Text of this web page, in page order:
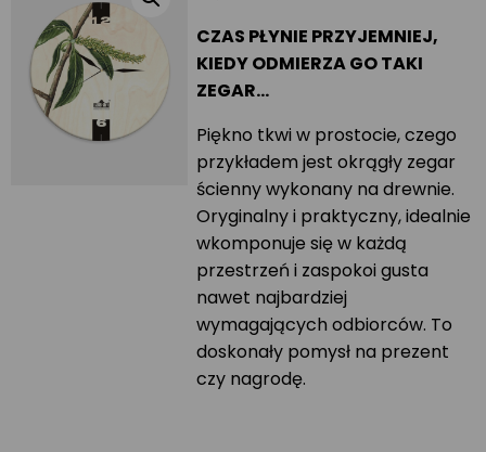
CZAS PŁYNIE PRZYJEMNIEJ,
KIEDY ODMIERZA GO TAKI
ZEGAR…
Piękno tkwi w prostocie, czego
przykładem jest okrągły zegar
ścienny wykonany na drewnie.
Oryginalny i praktyczny, idealnie
wkomponuje się w każdą
przestrzeń i zaspokoi gusta
nawet najbardziej
wymagających odbiorców. To
doskonały pomysł na prezent
czy nagrodę.